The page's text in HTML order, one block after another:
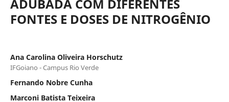
ADUBADA COM DIFERENTES
FONTES E DOSES DE NITROGÊNIO
Ana Carolina Oliveira Horschutz
IFGoiano - Campus Rio Verde
Fernando Nobre Cunha
Marconi Batista Teixeira